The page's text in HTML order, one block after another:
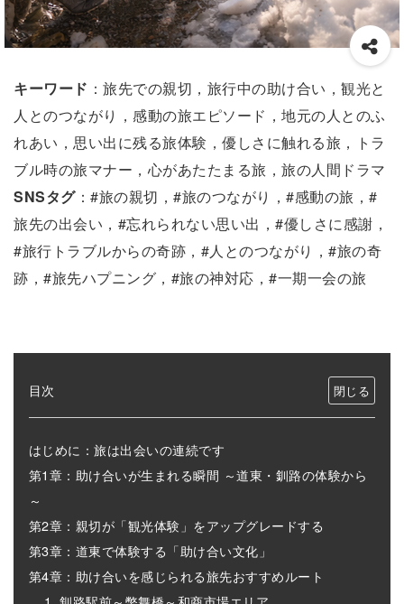
キーワード ：旅先での親切，旅行中の助け合い，観光と
人とのつながり，感動の旅エピソード，地元の人とのふ
れあい，思い出に残る旅体験，優しさに触れる旅，トラ
ブル時の旅マナー，心があたたまる旅，旅の人間ドラマ
SNSタグ：#旅の親切，#旅のつながり，#感動の旅，#
旅先の出会い，#忘れられない思い出，#優しさに感謝，
#旅行トラブルからの奇跡，#人とのつながり，#旅の奇
跡，#旅先ハプニング，#旅の神対応，#一期一会の旅
目次
はじめに：旅は出会いの連続です
第1章：助け合いが生まれる瞬間 ～道東・釧路の体験から
～
第2章：親切が「観光体験」をアップグレードする
第3章：道東で体験する「助け合い文化」
第4章：助け合いを感じられる旅先おすすめルート